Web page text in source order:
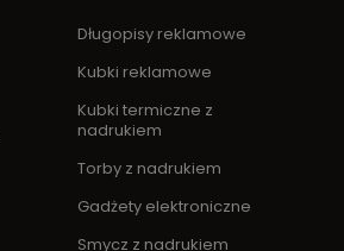
Długopisy reklamowe
Kubki reklamowe
Kubki termiczne z
nadrukiem
Torby z nadrukiem
Gadżety elektroniczne
Smycz z nadrukiem